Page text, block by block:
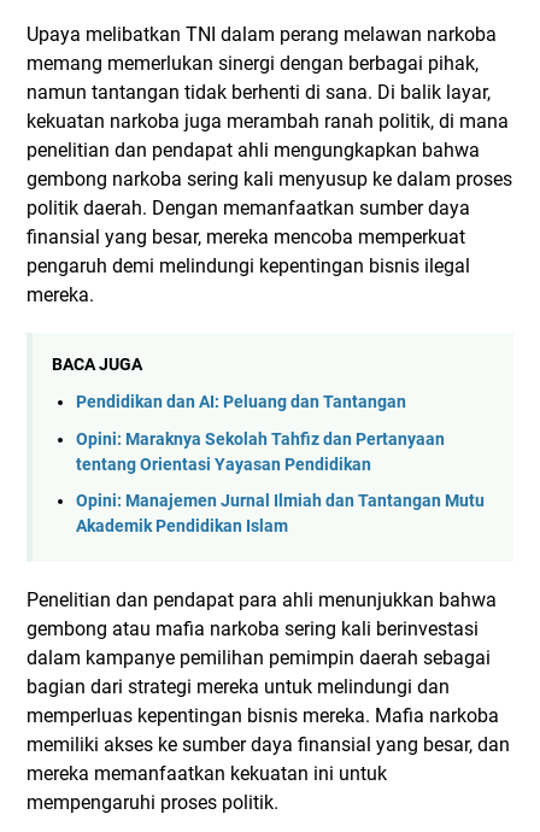
Upaya melibatkan TNI dalam perang melawan narkoba
memang memerlukan sinergi dengan berbagai pihak,
namun tantangan tidak berhenti di sana. Di balik layar,
kekuatan narkoba juga merambah ranah politik, di mana
penelitian dan pendapat ahli mengungkapkan bahwa
gembong narkoba sering kali menyusup ke dalam proses
politik daerah. Dengan memanfaatkan sumber daya
finansial yang besar, mereka mencoba memperkuat
pengaruh demi melindungi kepentingan bisnis ilegal
mereka.
BACA JUGA
Pendidikan dan AI: Peluang dan Tantangan
Opini: Maraknya Sekolah Tahfiz dan Pertanyaan
tentang Orientasi Yayasan Pendidikan
Opini: Manajemen Jurnal Ilmiah dan Tantangan Mutu
Akademik Pendidikan Islam
Penelitian dan pendapat para ahli menunjukkan bahwa
gembong atau mafia narkoba sering kali berinvestasi
dalam kampanye pemilihan pemimpin daerah sebagai
bagian dari strategi mereka untuk melindungi dan
memperluas kepentingan bisnis mereka. Mafia narkoba
memiliki akses ke sumber daya finansial yang besar, dan
mereka memanfaatkan kekuatan ini untuk
mempengaruhi proses politik.